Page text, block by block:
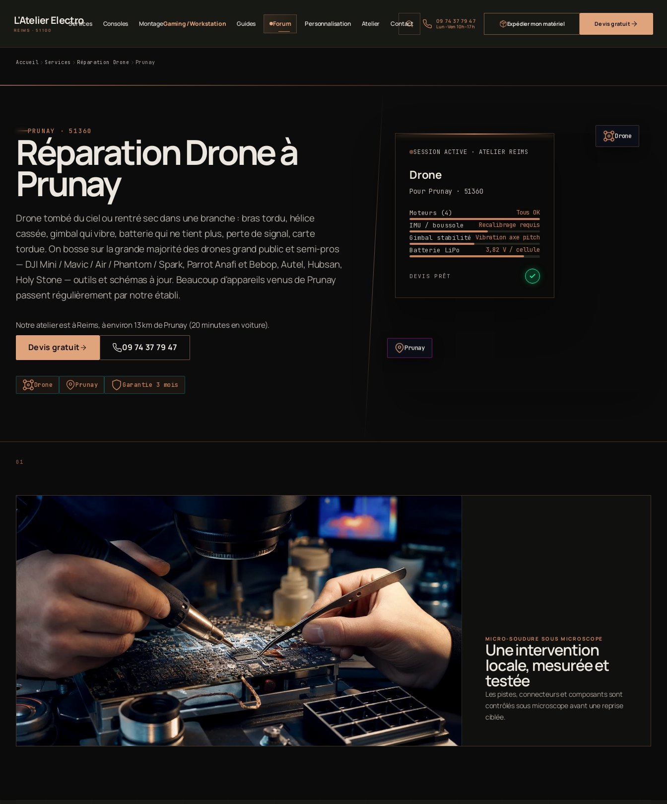
L'Atelier Electro
REIMS · 51100
Services Consoles MontageGaming / Workstation Guides Forum Personnalisation Atelier Contact 09 74 37 79 47
Lun–Ven 10h–17h Expédier mon matériel Devis gratuit
Accueil Services Réparation Drone Prunay
PRUNAY · 51360
Réparation Drone à
Prunay
Drone tombé du ciel ou rentré sec dans une branche : bras tordu, hélice
cassée, gimbal qui vibre, batterie qui ne tient plus, perte de signal, carte
tordue. On bosse sur la grande majorité des drones grand public et semi-pros
— DJI Mini / Mavic / Air / Phantom / Spark, Parrot Anafi et Bebop, Autel, Hubsan,
Holy Stone — outils et schémas à jour. Beaucoup d'appareils venus de Prunay
passent régulièrement par notre établi.
Notre atelier est à Reims, à environ 13 km de Prunay (20 minutes en voiture).
Devis gratuit 09 74 37 79 47
Drone Prunay Garantie 3 mois
SESSION ACTIVE · ATELIER REIMS
Drone
Pour Prunay · 51360
Moteurs (4)
Tous OK
IMU / boussole
Recalibrage requis
Gimbal stabilité
Vibration axe pitch
Batterie LiPo
3,82 V / cellule
DEVIS PRÊT
Drone
Prunay
MICRO-SOUDURE SOUS MICROSCOPE
Une intervention
locale, mesurée et
testée
Les pistes, connecteurs et composants sont
contrôlés sous microscope avant une reprise
ciblée.